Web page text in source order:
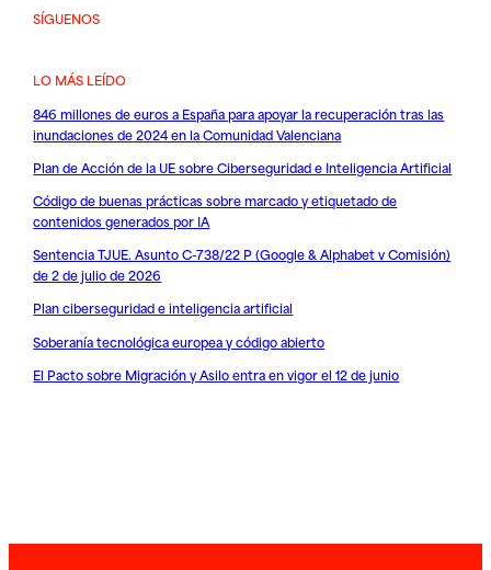
SÍGUENOS
LO MÁS LEÍDO
846 millones de euros a España para apoyar la recuperación tras las
inundaciones de 2024 en la Comunidad Valenciana
Plan de Acción de la UE sobre Ciberseguridad e Inteligencia Artificial
Código de buenas prácticas sobre marcado y etiquetado de
contenidos generados por IA
Sentencia TJUE. Asunto C-738/22 P (Google & Alphabet v Comisión)
de 2 de julio de 2026
Plan ciberseguridad e inteligencia artificial
Soberanía tecnológica europea y código abierto
El Pacto sobre Migración y Asilo entra en vigor el 12 de junio